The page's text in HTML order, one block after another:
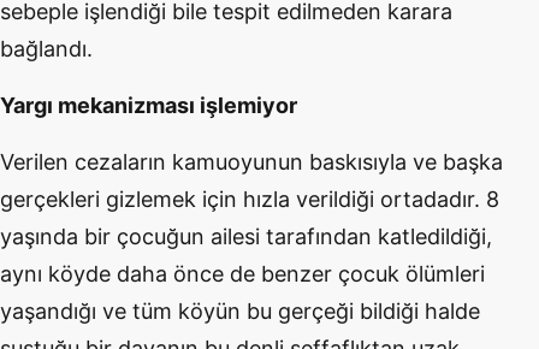
sebeple işlendiği bile tespit edilmeden karara
bağlandı.
Yargı mekanizması işlemiyor
Verilen cezaların kamuoyunun baskısıyla ve başka
gerçekleri gizlemek için hızla verildiği ortadadır. 8
yaşında bir çocuğun ailesi tarafından katledildiği,
aynı köyde daha önce de benzer çocuk ölümleri
yaşandığı ve tüm köyün bu gerçeği bildiği halde